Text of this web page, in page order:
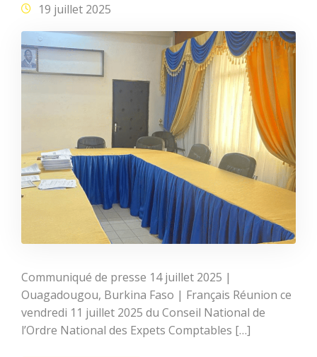
19 juillet 2025
Communiqué de presse 14 juillet 2025 |
Ouagadougou, Burkina Faso | Français Réunion ce
vendredi 11 juillet 2025 du Conseil National de
l’Ordre National des Expets Comptables […]